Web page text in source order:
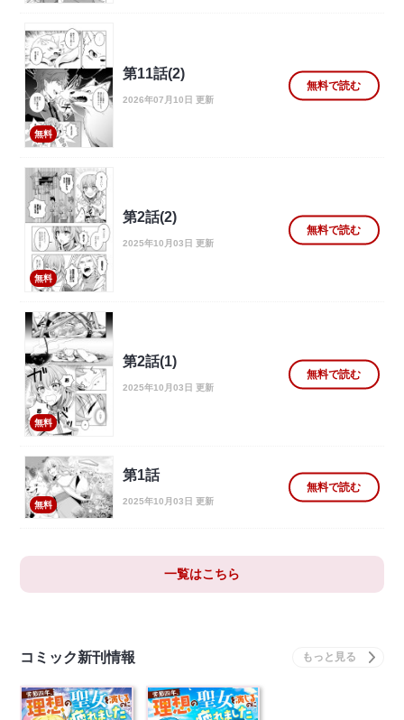
無料
第11話(2)
2026年07月10日 更新
無料で読む
無料
第2話(2)
2025年10月03日 更新
無料で読む
無料
第2話(1)
2025年10月03日 更新
無料で読む
無料
第1話
2025年10月03日 更新
無料で読む
一覧はこちら
コミック新刊情報